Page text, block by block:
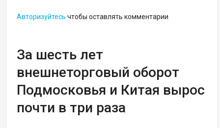
Авторизуйтесь чтобы оставлять комментарии
За шесть лет
внешнеторговый оборот
Подмосковья и Китая вырос
почти в три раза